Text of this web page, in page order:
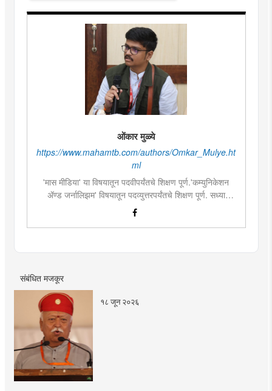
ओंकार मुळ्ये
https://www.mahamtb.com/authors/Omkar_Mulye.ht
ml
'मास मीडिया' या विषयातून पदवीपर्यंतचे शिक्षण पूर्ण.'कम्युनिकेशन
ॲण्ड जर्नालिझम' विषयातून पदव्युत्तरपर्यंतचे शिक्षण पूर्ण. सध्या
दै.'मुंबई तरुण भारत'मध्ये वेब उपसंपादक म्हणून कार्यरत. लिखाण,
संगीत, वाचन, फोटोग्राफी, इ.ची आवड.लिवोग्राफी भाषाशैलीत विशेष
संबंधित मजकूर
१८ जून २०२६